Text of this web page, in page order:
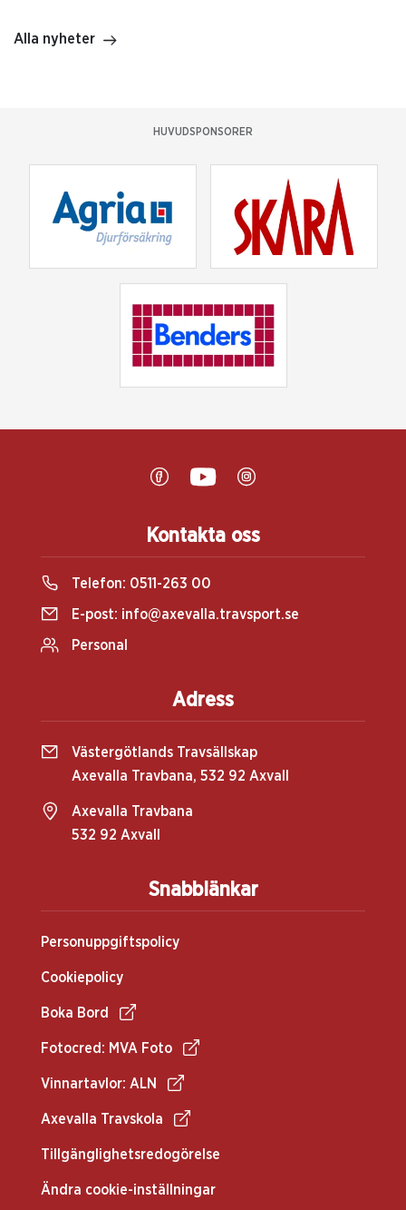
Alla nyheter
HUVUDSPONSORER
Snabblänkar
Personuppgiftspolicy
Cookiepolicy
Boka Bord
Fotocred: MVA Foto
Vinnartavlor: ALN
Axevalla Travskola
Tillgänglighetsredogörelse
Ändra cookie-inställningar
Kontakta oss
Telefon: 0511-263 00
E-post: info@axevalla.travsport.se
Personal
Adress
Västergötlands Travsällskap
Axevalla Travbana, 532 92 Axvall
Axevalla Travbana
532 92 Axvall